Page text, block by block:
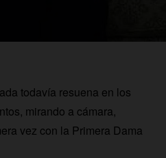
todavía resuena en los
mirando a cámara,
vez con la Primera Dama